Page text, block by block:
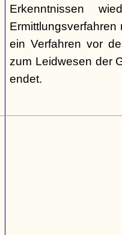
Erkenntnissen
ein Verfahren vor
zum Leidwesen der
endet.